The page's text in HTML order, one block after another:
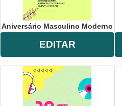
Aniversário Masculino Moderno
EDITAR